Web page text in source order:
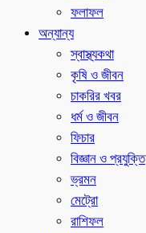
ফলাফল
অন্যান্য
স্বাস্থ্যকথা
কৃষি ও জীবন
চাকরির খবর
ধর্ম ও জীবন
ফিচার
বিজ্ঞান ও প্রযুক্তি
ভ্রমন
মেট্রো
রাশিফল